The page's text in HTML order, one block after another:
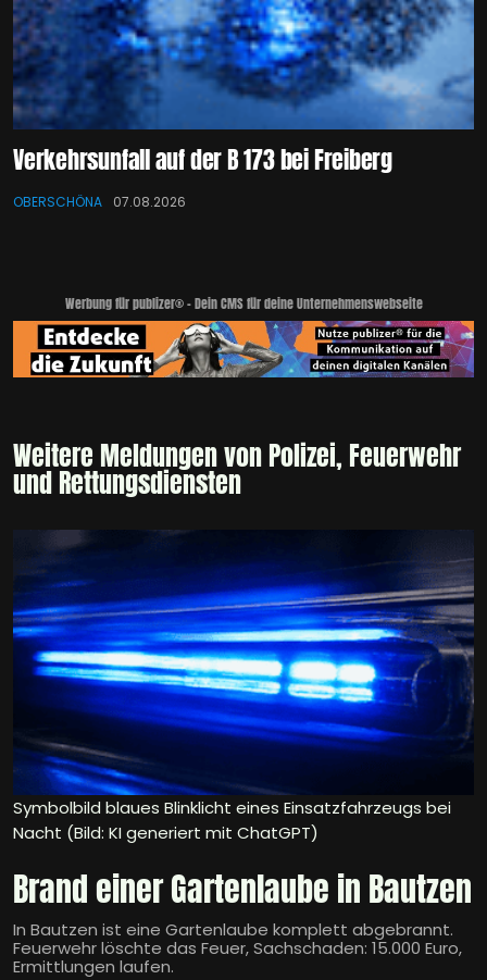
Verkehrsunfall auf der B 173 bei Freiberg
OBERSCHÖNA 07.08.2026
Werbung für publizer® - Dein CMS für deine Unternehmenswebseite
Weitere Meldungen von Polizei, Feuerwehr
und Rettungsdiensten
Symbolbild blaues Blinklicht eines Einsatzfahrzeugs bei
Nacht (Bild: KI generiert mit ChatGPT)
Brand einer Gartenlaube in Bautzen
In Bautzen ist eine Gartenlaube komplett abgebrannt.
Feuerwehr löschte das Feuer, Sachschaden: 15.000 Euro,
Ermittlungen laufen.